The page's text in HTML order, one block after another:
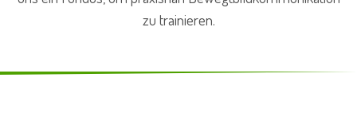
zu trainieren.